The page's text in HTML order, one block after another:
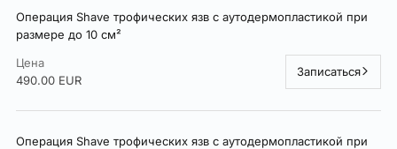
Операция Shave трофических язв с аутодермопластикой при
размере до 10 см²
Цена
490.00 EUR
Записаться
Операция Shave трофических язв с аутодермопластикой при